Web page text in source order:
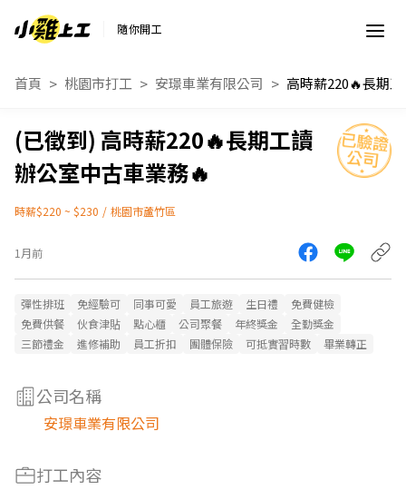
隨你開工
首頁 桃園市打工 安璟車業有限公司
高時薪220🔥長期工讀
辦公室中古車業務🔥
時薪$220 ~ $230 / 桃園市蘆竹區
1月前
彈性排班 免經驗可 同事可愛 員工旅遊 生日禮
免費健檢
免費供餐
伙食津貼 點心櫃 公司聚餐 年終獎金
全勤獎金
三節禮金
進修補助 員工折扣 團體保險 可抵實習時數 畢業轉正
公司名稱
安璟車業有限公司
打工內容